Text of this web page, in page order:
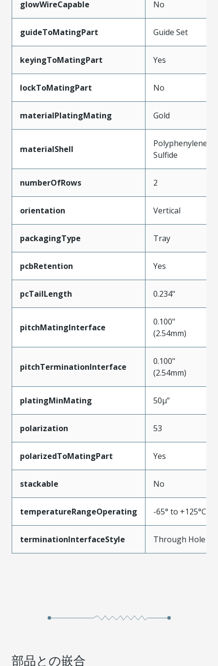
glowWireCapable No
guideToMatingPart Guide Set
keyingToMatingPart Yes
lockToMatingPart No
materialPlatingMating Gold
materialShell
Polyphenylene
Sulfide
numberOfRows 2
orientation Vertical
packagingType Tray
pcbRetention Yes
pcTailLength 0.234"
pitchMatingInterface
0.100"
(2.54mm)
pitchTerminationInterface
0.100"
(2.54mm)
platingMinMating 50µ”
polarization 53
polarizedToMatingPart Yes
stackable No
temperatureRangeOperating -65° to +125°C
terminationInterfaceStyle Through Hole
部品との嵌合